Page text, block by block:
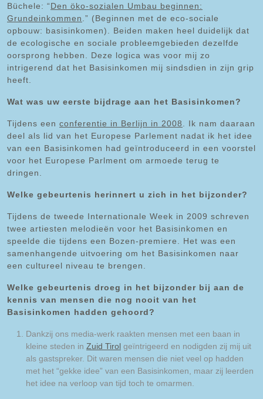
Büchele: “Den öko-sozialen Umbau beginnen:
Grundeinkommen .” (Beginnen met de eco-sociale
opbouw: basisinkomen). Beiden maken heel duidelijk dat
de ecologische en sociale probleemgebieden dezelfde
oorsprong hebben. Deze logica was voor mij zo
intrigerend dat het Basisinkomen mij sindsdien in zijn grip
heeft.
Wat was uw eerste bijdrage aan het Basisinkomen?
Tijdens een conferentie in Berlijn in 2008
. Ik nam daaraan
deel als lid van het Europese Parlement nadat ik het idee
van een Basisinkomen had geïntroduceerd in een voorstel
voor het Europese Parlment om armoede terug te
dringen.
Welke gebeurtenis herinnert u zich in het bijzonder?
Tijdens de tweede Internationale Week in 2009 schreven
twee artiesten melodieën voor het Basisinkomen en
speelde die tijdens een Bozen-premiere. Het was een
samenhangende uitvoering om het Basisinkomen naar
een cultureel niveau te brengen.
Welke gebeurtenis droeg in het bijzonder bij aan de
kennis van mensen die nog nooit van het
Basisinkomen hadden gehoord?
Dankzij ons media-werk raakten mensen met een baan in
kleine steden in Zuid Tirol geïntrigeerd en nodigden zij mij uit
als gastspreker. Dit waren mensen die niet veel op hadden
met het “gekke idee” van een Basisinkomen, maar zij leerden
het idee na verloop van tijd toch te omarmen.